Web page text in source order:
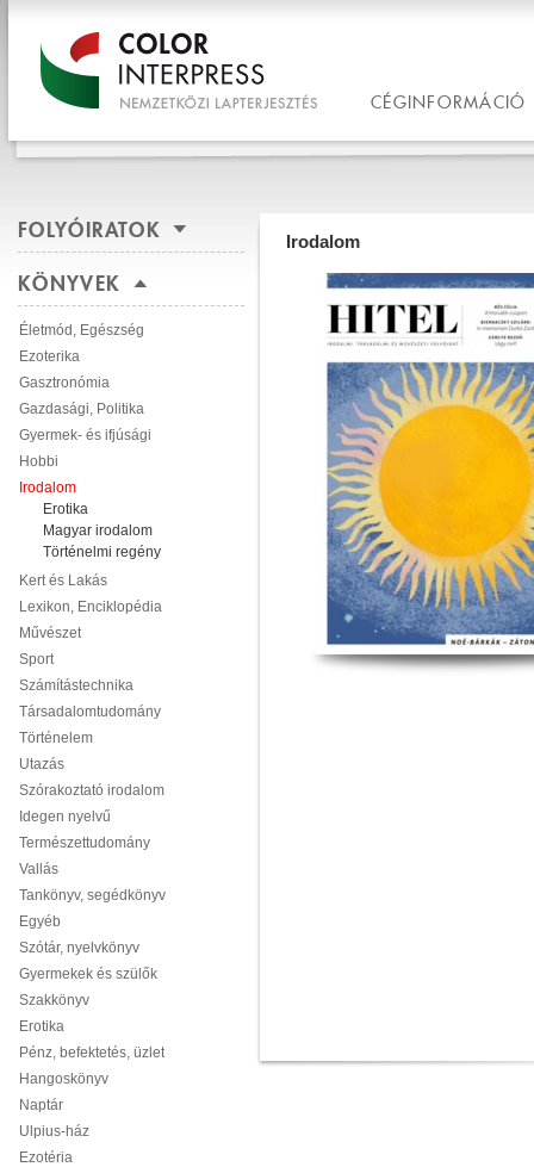
CÉGINFORMÁCIÓ
FOLYÓIRATOK
KÖNYVEK
Életmód, Egészség
Ezoterika
Gasztronómia
Gazdasági, Politika
Gyermek- és ifjúsági
Hobbi
Irodalom
Erotika
Magyar irodalom
Történelmi regény
Kert és Lakás
Lexikon, Enciklopédia
Művészet
Sport
Számítástechnika
Társadalomtudomány
Történelem
Utazás
Szórakoztató irodalom
Idegen nyelvű
Természettudomány
Vallás
Tankönyv, segédkönyv
Egyéb
Szótár, nyelvkönyv
Gyermekek és szülők
Szakkönyv
Erotika
Pénz, befektetés, üzlet
Hangoskönyv
Naptár
Ulpius-ház
Ezotéria
Irodalom